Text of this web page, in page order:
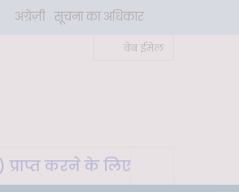
अंग्रेज़ी सूचना का अधिकार
वेब ईमेल
के लिए मृदा माइक्रोबायोम